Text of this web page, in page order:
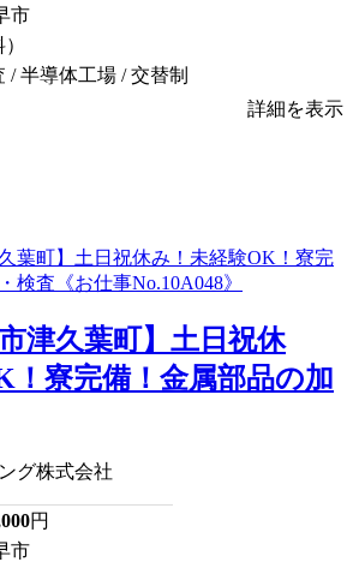
市
/ 半導体工場 / 交替制
詳細を表示
津久葉町】土日祝休
！寮完備！金属部品の加
グ株式会社
円
市